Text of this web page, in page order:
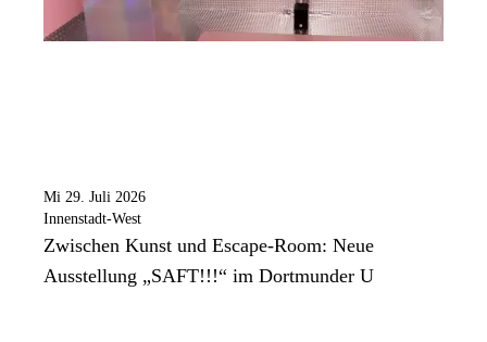
Mi 29. Juli 2026
Innenstadt-West
Zwischen Kunst und Escape-Room: Neue
Ausstellung „SAFT!!!“ im Dortmunder U